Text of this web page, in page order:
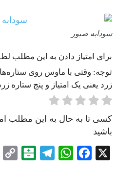
سودابه صبور
برای امتیاز دادن به این مطلب
توجه: وقتی با ماوس روی
زرد یعنی یک امتیاز و پنج ستاره
کسی تا به حال به این مطلب
باشید
X
Facebook
WhatsApp
Telegram